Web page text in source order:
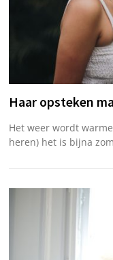
Haar opsteken
Het weer wordt
heren) het is bijna